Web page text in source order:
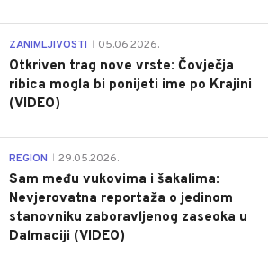
ZANIMLJIVOSTI 05.06.2026.
Otkriven trag nove vrste: Čovječja
ribica mogla bi ponijeti ime po Krajini
(VIDEO)
REGION 29.05.2026.
Sam među vukovima i šakalima:
Nevjerovatna reportaža o jedinom
stanovniku zaboravljenog zaseoka u
Dalmaciji (VIDEO)